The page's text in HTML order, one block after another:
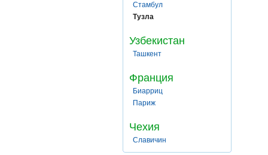
Стамбул
Тузла
Узбекистан
Ташкент
Франция
Биарриц
Париж
Чехия
Славичин